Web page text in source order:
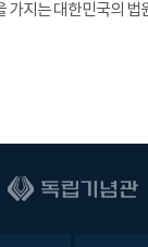
가지는 대한민국의 법